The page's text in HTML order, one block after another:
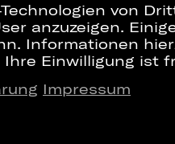
von
anzuzeigen.
Informationen
Einwilligung ist
Impressum